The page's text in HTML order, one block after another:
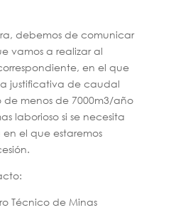
debemos de comunicar
vamos a realizar al
en el que
justificativa de caudal
menos de 7000m3/año
laborioso si se necesita
el que estaremos
Técnico de Minas